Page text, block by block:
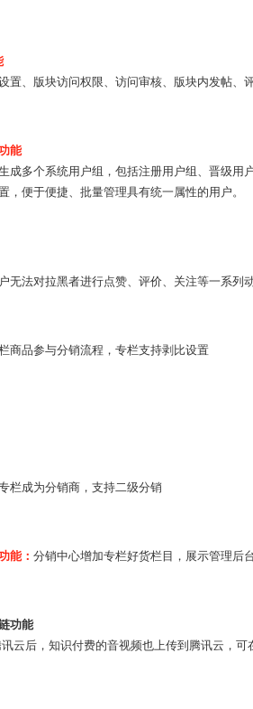
置、版块访问权限、访问审核、版块内发帖、
能
成多个系统用户组，包括注册用户组、晋级用
，便于便捷、批量管理具有统一属性的用户。
无法对拉黑者进行点赞、评价、关注等一系列
栏商品参与分销流程，专栏支持剥比设置
栏成为分销商，支持二级分销
能： 分销中心增加专栏好货栏目，展示管理后
功能
云后，知识付费的音视频也上传到腾讯云，可